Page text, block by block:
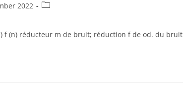
2022
Beitrags-
f (n) réducteur m de bruit; réduction f de od. du bruit